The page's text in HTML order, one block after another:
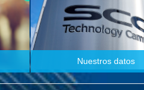
Nuestros datos